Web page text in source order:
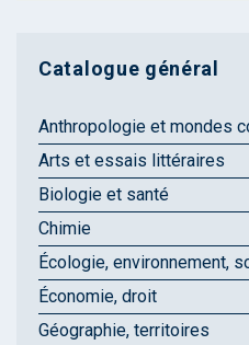
Catalogue général
Anthropologie et mondes
Arts et essais littéraires
Biologie et santé
Chimie
Écologie, environnement,
Économie, droit
Géographie, territoires